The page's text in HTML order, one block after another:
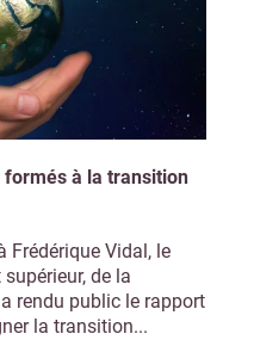
formés à la transition
Frédérique Vidal, le
de la
rendu public le rapport
la transition...